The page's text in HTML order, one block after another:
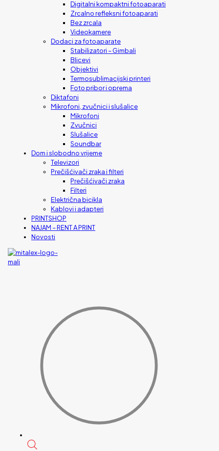
Digitalni kompaktni fotoaparati
Zrcalno refleksni fotoaparati
Bez zrcala
Videokamere
Dodaci za fotoaparate
Stabilizatori – Gimbali
Blicevi
Objektivi
Termosublimacijski printeri
Foto pribor i oprema
Diktafoni
Mikrofoni, zvučnici i slušalice
Mikrofoni
Zvučnici
Slušalice
Soundbar
Dom i slobodno vrijeme
Televizori
Prečišćivači zraka i filteri
Prečišćivači zraka
Filteri
Električna bicikla
Kablovi i adapteri
PRINTSHOP
NAJAM – RENT A PRINT
Novosti